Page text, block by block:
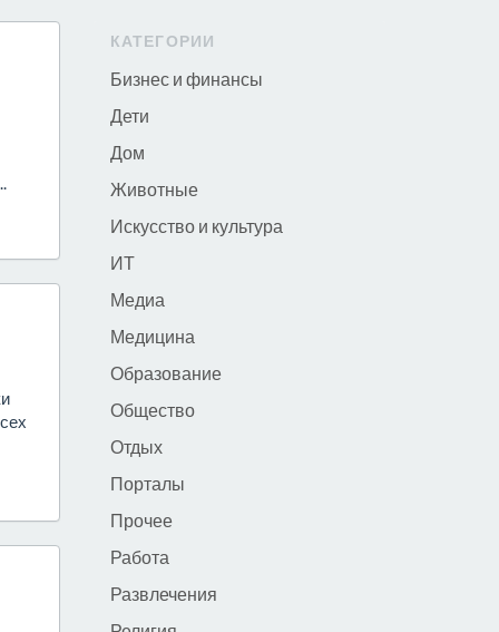
КАТЕГОРИИ
Бизнес и финансы
Дети
Дом
Животные
Искусство и культура
ИТ
Медиа
Медицина
Образование
Общество
Отдых
Порталы
Прочее
Работа
Развлечения